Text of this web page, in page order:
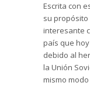
Escrita con
su
interesante
país que
debido al
la Unión
mismo